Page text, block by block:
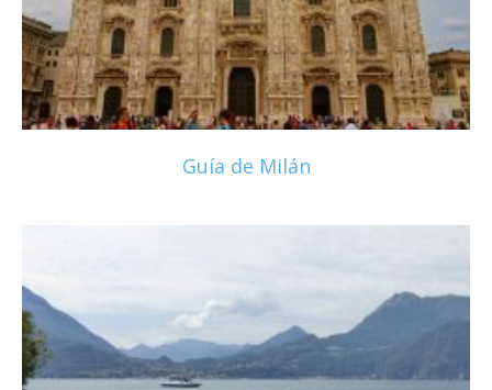
Guía de Milán